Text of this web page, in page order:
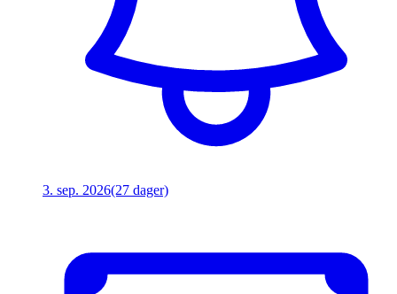
3. sep. 2026(27 dager)